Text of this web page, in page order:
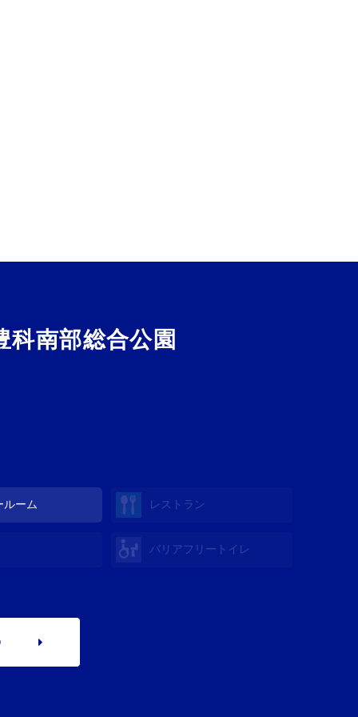
南部総合公園
ルーム レストラン
バリアフリートイレ